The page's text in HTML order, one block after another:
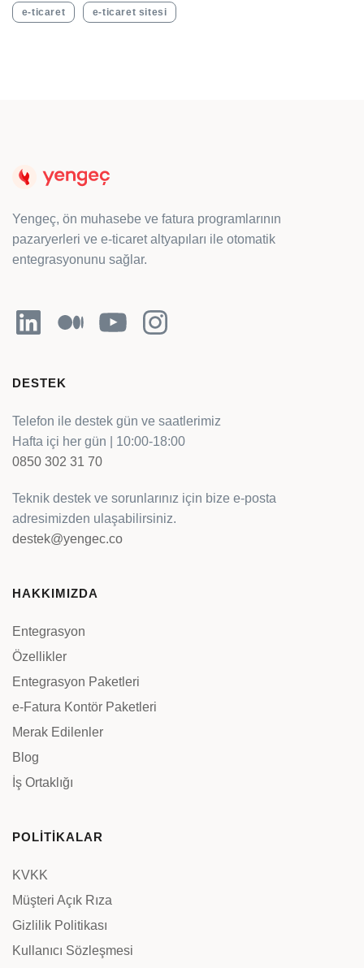
e-ticaret e-ticaret sitesi
Yengeç, ön muhasebe ve fatura programlarının
pazaryerleri ve e-ticaret altyapıları ile otomatik
entegrasyonunu sağlar.
LinkedInOrta YouTubeInstagram
DESTEK
Telefon ile destek gün ve saatlerimiz
Hafta içi her gün | 10:00-18:00
0850 302 31 70
Teknik destek ve sorunlarınız için bize e-posta
adresimizden ulaşabilirsiniz.
destek@yengec.co
HAKKIMIZDA
Entegrasyon
Özellikler
Entegrasyon Paketleri
e-Fatura Kontör Paketleri
Merak Edilenler
Blog
İş Ortaklığı
POLİTİKALAR
KVKK
Müşteri Açık Rıza
Gizlilik Politikası
Kullanıcı Sözleşmesi